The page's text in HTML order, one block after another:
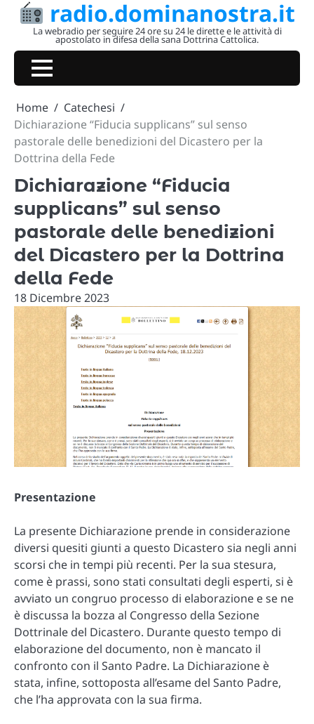
Skip
radio.dominanostra.it
La webradio per seguire 24 ore su 24 le dirette e le attività di
apostolato in difesa della sana Dottrina Cattolica.
Home
Catechesi
Dichiarazione “Fiducia supplicans” sul senso
pastorale delle benedizioni del Dicastero per la
Dottrina della Fede
Dichiarazione “Fiducia
supplicans” sul senso
pastorale delle benedizioni
del Dicastero per la Dottrina
della Fede
18 Dicembre 2023
Presentazione
La presente Dichiarazione prende in considerazione
diversi quesiti giunti a questo Dicastero sia negli anni
scorsi che in tempi più recenti. Per la sua stesura,
come è prassi, sono stati consultati degli esperti, si è
avviato un congruo processo di elaborazione e se ne
è discussa la bozza al Congresso della Sezione
Dottrinale del Dicastero. Durante questo tempo di
elaborazione del documento, non è mancato il
confronto con il Santo Padre. La Dichiarazione è
stata, infine, sottoposta all’esame del Santo Padre,
che l’ha approvata con la sua firma.